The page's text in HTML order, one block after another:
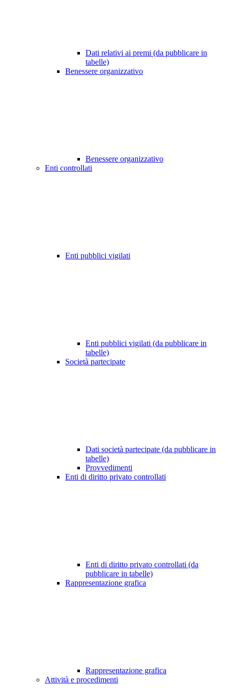
Dati relativi ai premi (da pubblicare in
tabelle)
Benessere organizzativo
Benessere organizzativo
Enti controllati
Enti pubblici vigilati
Enti pubblici vigilati (da pubblicare in
tabelle)
Società partecipate
Dati società partecipate (da pubblicare in
tabelle)
Provvedimenti
Enti di diritto privato controllati
Enti di diritto privato controllati (da
pubblicare in tabelle)
Rappresentazione grafica
Rappresentazione grafica
Attività e procedimenti